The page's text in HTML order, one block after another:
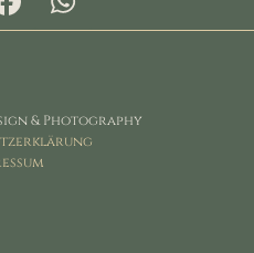
& Photography